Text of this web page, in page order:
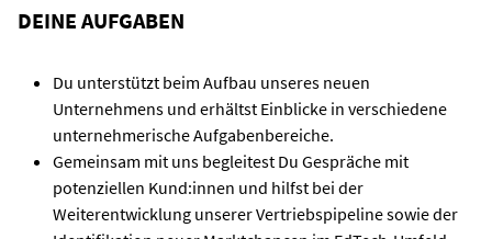
DEINE AUFGABEN
Du unterstützt beim Aufbau unseres neuen
Unternehmens und erhältst Einblicke in verschiedene
unternehmerische Aufgabenbereiche.
Gemeinsam mit uns begleitest Du Gespräche mit
potenziellen Kund:innen und hilfst bei der
Weiterentwicklung unserer Vertriebspipeline sowie der